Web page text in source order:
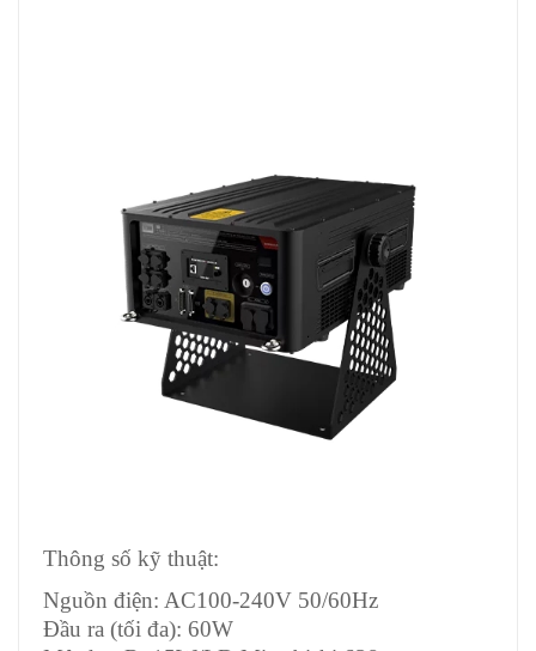
Thông số kỹ thuật:
Nguồn điện: AC100-240V 50/60Hz
Đầu ra (tối đa): 60W